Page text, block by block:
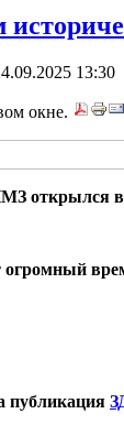
13:30
открылся
огромный
публикация